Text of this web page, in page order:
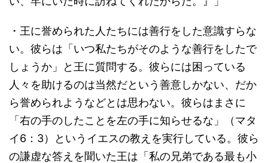
・王に誉められた人たちには善行をした意識すらな
い。彼らは「いつ私たちがそのような善行をしたで
しょうか」と王に質問する。彼らには困っている
人々を助けるのは当然だという善意しかない、だか
ら誉められようなどとは思わない。彼らはまさに
「右の手のしたことを左の手に知らせるな」（マタ
イ6：3）というイエスの教えを実行している。彼ら
の謙虚な答えを聞いた王は「私の兄弟である最も小